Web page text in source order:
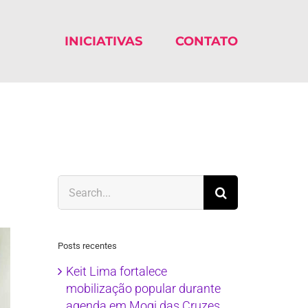
INICIATIVAS CONTATO
for:
Posts recentes
Keit Lima fortalece
mobilização popular durante